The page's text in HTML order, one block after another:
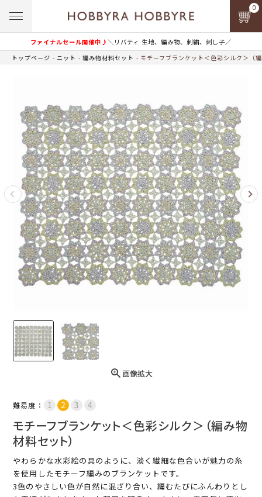
ファイナルセール開催中♪＼リバティ 生地、編み物、刺繍、刺し子／
0
トップページ ニット 編み物材料セット モチーフブランケット＜色彩シルク＞（
画像拡大
難易度：
モチーフブランケット＜色彩シルク＞（編み物
材料セット）
やわらかな水彩絵の具のように、淡く繊細な色合いが魅力の糸
を使用したモチーフ編みのブランケットです。
3色のやさしい色が自然に混ざり合い、編むたびにふんわりとし